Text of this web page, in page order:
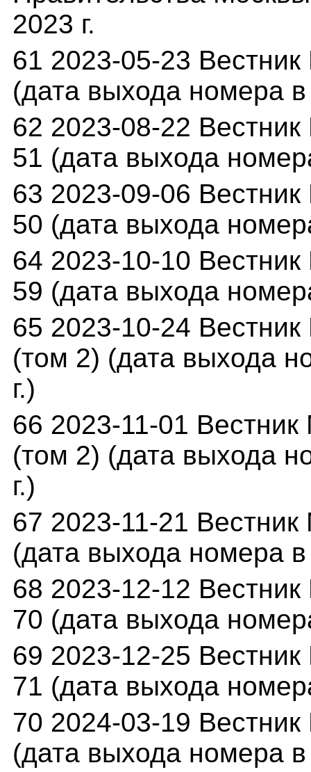
2023 г.
61 2023-05-23
(дата выхода номера
62 2023-08-22
51 (дата выхода
63 2023-09-06
50 (дата выхода
64 2023-10-10 Вестник
59 (дата выхода
65 2023-10-24
(том 2) (дата выхода
г.)
66 2023-11-01
(том 2) (дата выхода
г.)
67 2023-11-21
(дата выхода номера в
68 2023-12-12
70 (дата выхода
69 2023-12-25
71 (дата выхода
70 2024-03-19
(дата выхода номера в